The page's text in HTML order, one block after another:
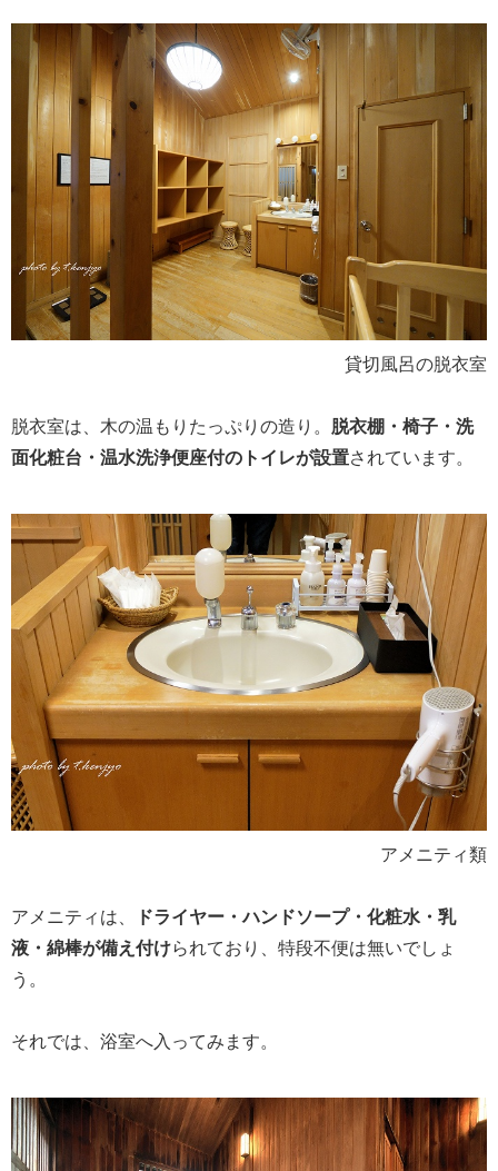
貸切風呂の脱衣室
脱衣室は、木の温もりたっぷりの造り。 脱衣棚・椅子・洗
面化粧台・温水洗浄便座付のトイレが設置されています。
アメニティ類
アメニティは、
ドライヤー・ハンドソープ・化粧水・乳
液・綿棒が備え付けられており、特段不便は無いでしょ
う。
それでは、浴室へ入ってみます。